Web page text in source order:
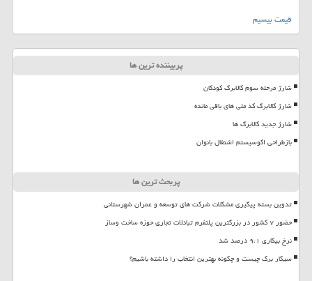
قیمت بیسیم
پربیننده ترین ها
شارژ مرحله سوم کالابرگ کودکان
شارژ کالابرگ کد ملی های باقی مانده
شارژ جدید کالابرگ ها
بازطراحی اکوسیستم اشتغال بانوان
پربحث ترین ها
تدوین بسته پیگیری مشکلات شرکت های توسعه و عمران شهرستانی
حضور ۷ کشور در بزرگترین پلتفرم تبادلات تجاری حوزه ساخت وساز
نرخ بیکاری ۹،۱ درصد شد
سیگار برگ چیست و چگونه بهترین انتخاب را داشته باشیم؟